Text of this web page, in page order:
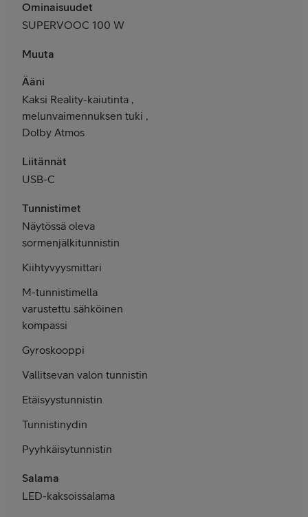
Ominaisuudet
SUPERVOOC 100 W
Muuta
Ääni
Kaksi Reality-kaiutinta ,
melunvaimennuksen tuki ,
Dolby Atmos
Liitännät
USB-C
Tunnistimet
Näytössä oleva
sormenjälkitunnistin
Kiihtyvyysmittari
M-tunnistimella
varustettu sähköinen
kompassi
Gyroskooppi
Vallitsevan valon tunnistin
Etäisyystunnistin
Tunnistinydin
Pyyhkäisytunnistin
Salama
LED-kaksoissalama